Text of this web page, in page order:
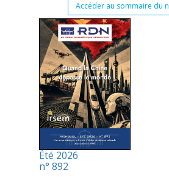
Accéder au sommaire du
Été 2026
n° 892